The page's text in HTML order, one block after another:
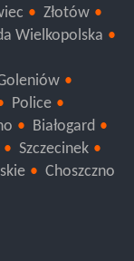
Złotów
Wielkopolska
Police
Białogard
Szczecinek
Choszczno